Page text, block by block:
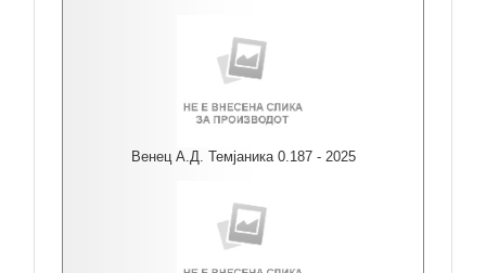
Венец А.Д. Темјаника 0.187 - 2025